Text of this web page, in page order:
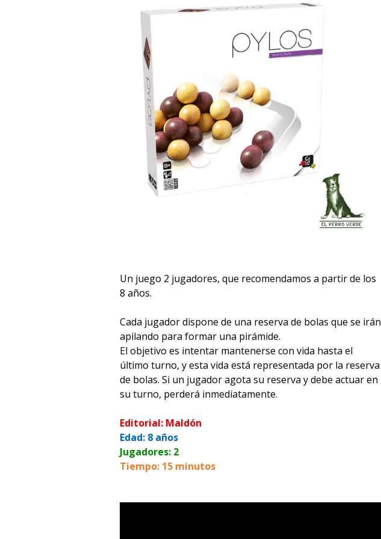
Un juego 2 jugadores, que recomendamos a partir de los
8 años.
Cada jugador dispone de una reserva de bolas que se irán
apilando para formar una pirámide.
El objetivo es intentar mantenerse con vida hasta el
último turno, y esta vida está representada por la reserva
de bolas. Si un jugador agota su reserva y debe actuar en
su turno, perderá inmediatamente.
Editorial: Maldón
Edad: 8 años
Jugadores: 2
Tiempo: 15 minutos